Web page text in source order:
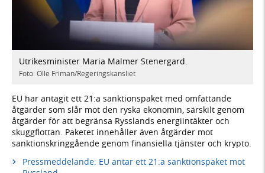
Utrikesminister Maria Malmer Stenergard.
Foto: Olle Friman/Regeringskansliet
EU har antagit ett 21:a sanktionspaket med omfattande
åtgärder som slår mot den ryska ekonomin, särskilt genom
åtgärder för att begränsa Rysslands energiintäkter och
skuggflottan. Paketet innehåller även åtgärder mot
sanktionskringgående genom finansiella tjänster och krypto.
Pressmeddelande: EU antar ett 21:a sanktionspaket mot